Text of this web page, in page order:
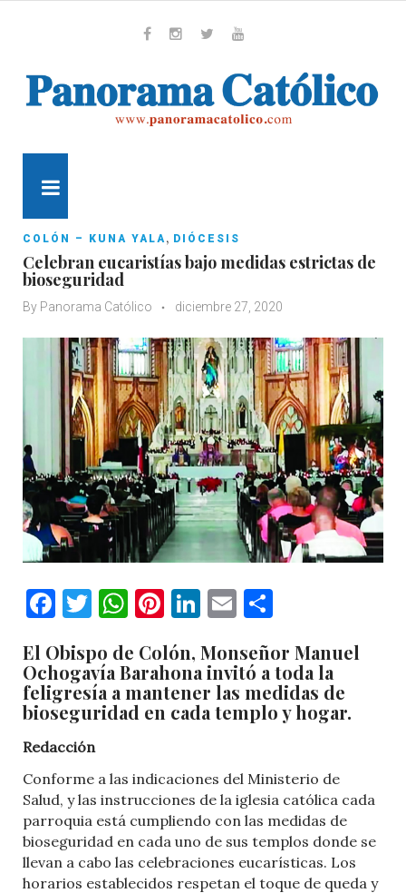
COLÓN – KUNA YALA, DIÓCESIS
Celebran eucaristías bajo medidas estrictas de
bioseguridad
By Panorama Católico diciembre 27, 2020
Facebook
Twitter
WhatsApp
Pinterest
LinkedIn
Email
El Obispo de Colón, Monseñor Manuel
Ochogavía Barahona invitó a toda la
feligresía a mantener las medidas de
bioseguridad en cada templo y hogar.
Redacción
Conforme a las indicaciones del Ministerio de
Salud, y las instrucciones de la iglesia católica cada
parroquia está cumpliendo con las medidas de
bioseguridad en cada uno de sus templos donde se
llevan a cabo las celebraciones eucarísticas. Los
horarios establecidos respetan el toque de queda y